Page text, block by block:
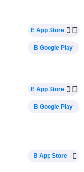
В App Store
В Google Play
В App Store
В Google Play
В App Store